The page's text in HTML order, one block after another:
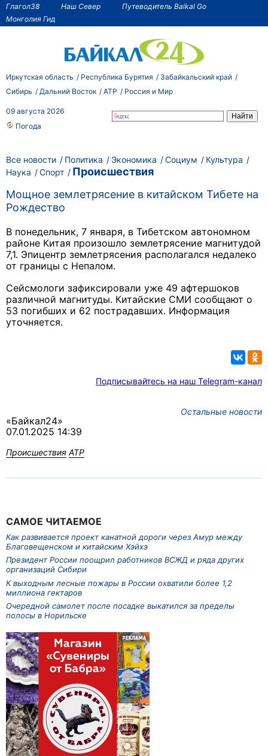
Глагол38 Наш Север
Путеводитель Baikal Go
Монголия Гид
Иркутская область Республика Бурятия
Забайкальский край
Сибирь
Дальний Восток АТР Россия и Мир
09 августа 2026
Погода
Все новости Политика Экономика Социум
Культура
Наука
Спорт
Происшествия
Мощное землетрясение в китайском Тибете на
Рождество
В понедельник, 7 января, в Тибетском автономном
районе Китая произошло землетрясение магнитудой
7,1. Эпицентр землетрясения располагался недалеко
от границы с Непалом.
Сейсмологи зафиксировали уже 49 афтершоков
различной магнитуды. Китайские СМИ сообщают о
53 погибших и 62 пострадавших. Информация
уточняется.
Подписывайтесь на наш Telegram-канал
Остальные новости
«Байкал24»
07.01.2025 14:39
Происшествия АТР
САМОЕ ЧИТАЕМОЕ
Как развивается проект канатной дороги через Амур между
Благовещенском и китайским Хэйхэ
Президент России поощрил работников ВСЖД и ряда других
организаций Сибири
К выходным лесные пожары в России охватили более 1,2
миллиона гектаров
Очередной самолет после посадке выкатился за пределы
полосы в Норильске